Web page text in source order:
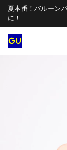
夏本番！バルーン
に！